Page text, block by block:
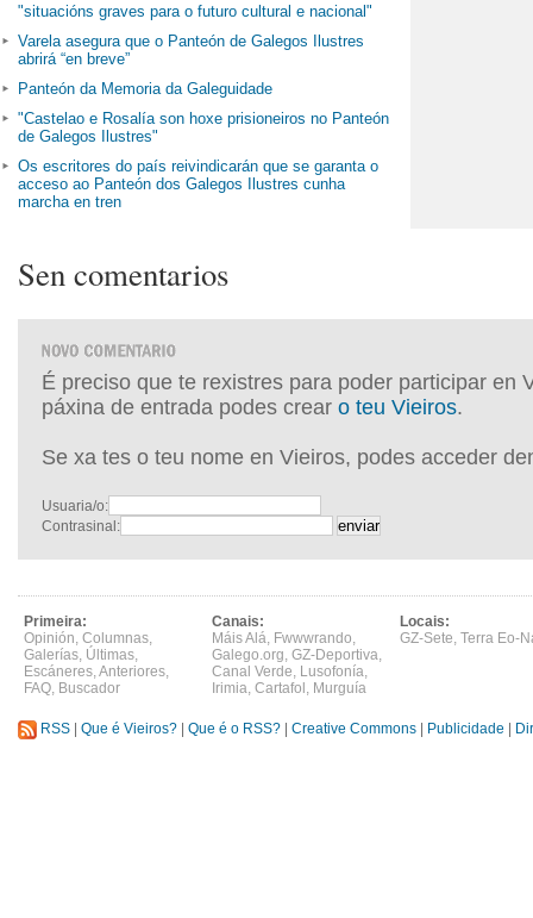
"situacións graves para o futuro cultural e nacional"
Varela asegura que o Panteón de Galegos Ilustres
abrirá “en breve”
Panteón da Memoria da Galeguidade
"Castelao e Rosalía son hoxe prisioneiros no Panteón
de Galegos Ilustres"
Os escritores do país reivindicarán que se garanta o
acceso ao Panteón dos Galegos Ilustres cunha
marcha en tren
Sen comentarios
É preciso que te rexistres para poder participar en
páxina de entrada podes crear o teu Vieiros.
Se xa tes o teu nome en Vieiros, podes acceder
Usuaria/o:
Contrasinal:
Primeira:
Opinión, Columnas,
Galerías, Últimas,
Escáneres,Anteriores,
FAQ, Buscador
Canais:
Máis Alá, Fwwwrando,
Galego.org, GZ-Deportiva,
Canal Verde, Lusofonía,
Irimia, Cartafol , Murguía
Locais:
GZ-Sete, Terra Eo-
RSS Que é Vieiros? Que é o RSS? Creative Commons Publicidade